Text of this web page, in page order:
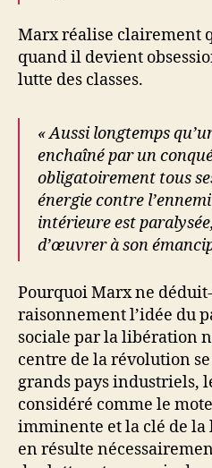
Marx réalise clairement
quand il devient
lutte des classes.
« Aussi longtemps
enchaîné par un
obligatoirement tous
énergie contre
intérieure est
d’œuvrer à son
Pourquoi Marx ne
raisonnement l’idée du
sociale par la libération
centre de la révolution
grands pays industriels,
considéré comme le
imminente et la clé de
en résulte